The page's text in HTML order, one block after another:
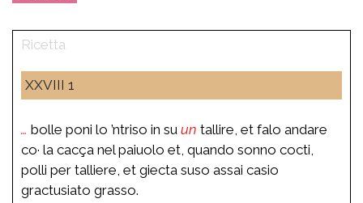
XXVIII 1
… bolle poni lo ’ntriso in su un tallire, et falo andare
co· la cacça nel paiuolo et, quando sonno cocti,
polli per talliere, et giecta suso assai casio
gractusiato grasso.